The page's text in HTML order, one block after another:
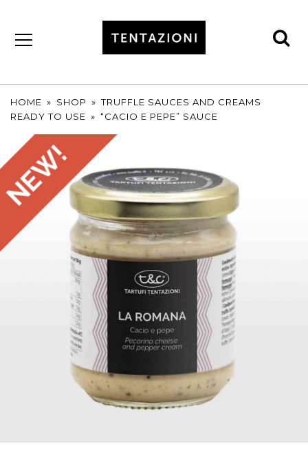
HOME » SHOP » TRUFFLE SAUCES AND CREAMS
READY TO USE » “CACIO E PEPE” SAUCE